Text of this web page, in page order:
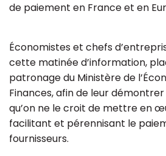
de paiement en France et en
Économistes et chefs
cette matinée d’information,
patronage du Ministère de
Finances, afin de leur démontrer
qu’on ne le croit de mettre en
facilitant et pérennisant le
fournisseurs.